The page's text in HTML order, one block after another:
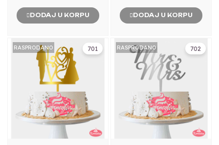
DODAJ U KORPU DODAJ U KORPU
701
RASPRODANO 702
RASPRODANO